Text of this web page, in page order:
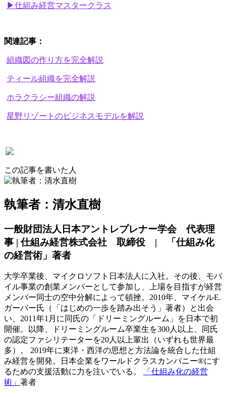
▶仕組み経営マスタークラス
関連記事：
組織図の作り方を完全解説
ティール組織を完全解説
ホラクラシー組織の解説
星野リゾートのビジネスモデルを解説
この記事を書いた人
執筆者：清水直樹
一般財団法人日本アントレプレナー学会 代表理
事 | 仕組み経営株式会社 取締役 | 「仕組み化
の経営術」著者
大学卒業後、マイクロソフト日本法人に入社。その後、モバ
イル事業の創業メンバーとして参加し、上場を目指すが経営
メンバー同士の空中分解によって頓挫。2010年、マイケルE.
ガーバー氏（「はじめの一歩を踏み出そう」著者）と出会
い、2011年1月に同氏の「ドリーミングルーム」を日本で初
開催。以降、ドリーミングルーム卒業生を300人以上、同氏
の認定ファシリテーターを20人以上輩出（いずれも世界最
多）。 2019年に東洋・西洋の思想と方法論を統合した仕組
み経営を開発。日本企業をワールドクラスカンパニー®にす
るための支援活動に力を注いでいる。
「仕組み化の経営
術」 著者